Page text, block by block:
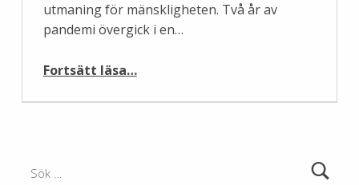
utmaning för mänskligheten. Två år av
pandemi övergick i en…
Fortsätt läsa“Wikimedia + FN – viktiga samarbeten för viktig kunskap”
…